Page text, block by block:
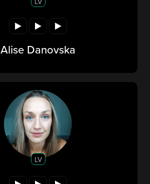
Alise Danovska
LV